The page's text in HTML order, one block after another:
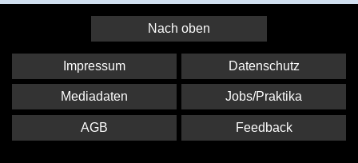
Nach oben
Impressum Datenschutz
Mediadaten Jobs/Praktika
AGB Feedback